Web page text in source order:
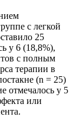
с легкой
25
у 6 (18,8%),
с полным
терапии в
(n = 25)
отмечалось у 5
или